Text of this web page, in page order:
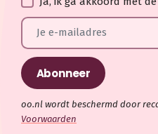
oo.nl wordt beschermd door
Voorwaarden